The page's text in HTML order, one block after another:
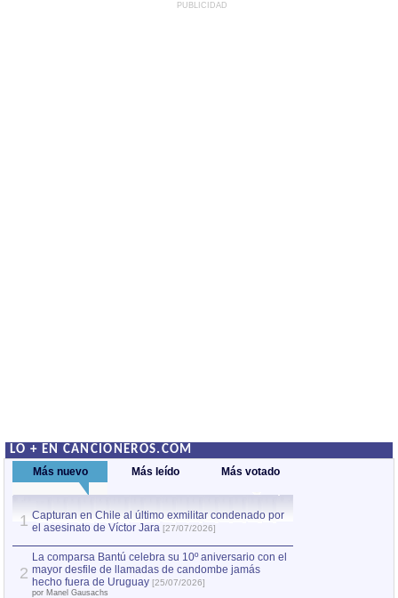
PUBLICIDAD
LO + EN CANCIONEROS.COM
Más nuevo Más leído Más votado
1 Capturan en Chile al último exmilitar condenado por
el asesinato de Víctor Jara [27/07/2026]
2
La comparsa Bantú celebra su 10º aniversario con el
mayor desfile de llamadas de candombe jamás
hecho fuera de Uruguay [25/07/2026]
por Manel Gausachs